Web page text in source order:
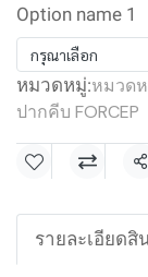
Option name 1
กรุณาเลือก
หมวดหมู่:หมวด
ปากคีบ FORCEP
รายละเอียดสิ